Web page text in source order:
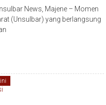
News, Majene – Momen
(Unsulbar) yang berlangsung